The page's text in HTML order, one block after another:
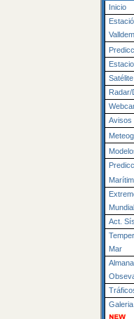
Inicio
Satélite
Radar/
Avisos
Act.
Mar